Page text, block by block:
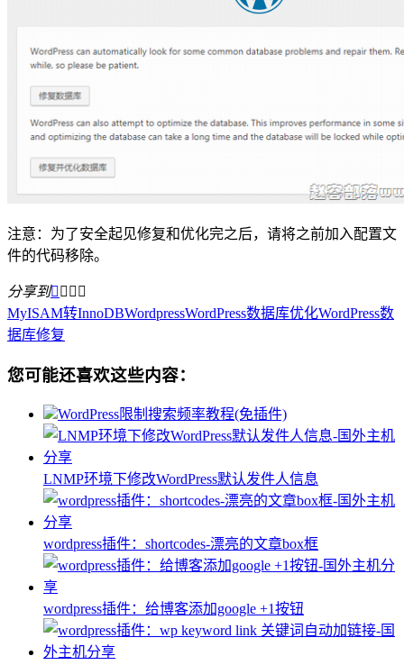
注意：为了安全起见修复和优化完之后，请将之前加入配置文
件的代码移除。
分享到   
MyISAM转InnoDBWordpressWordPress数据库优化WordPress数
据库修复
您可能还喜欢这些内容：
WordPress限制搜索频率教程(免插件)
LNMP环境下修改WordPress默认发件人信息
wordpress插件：shortcodes-漂亮的文章box框
wordpress插件：给博客添加google +1按钮